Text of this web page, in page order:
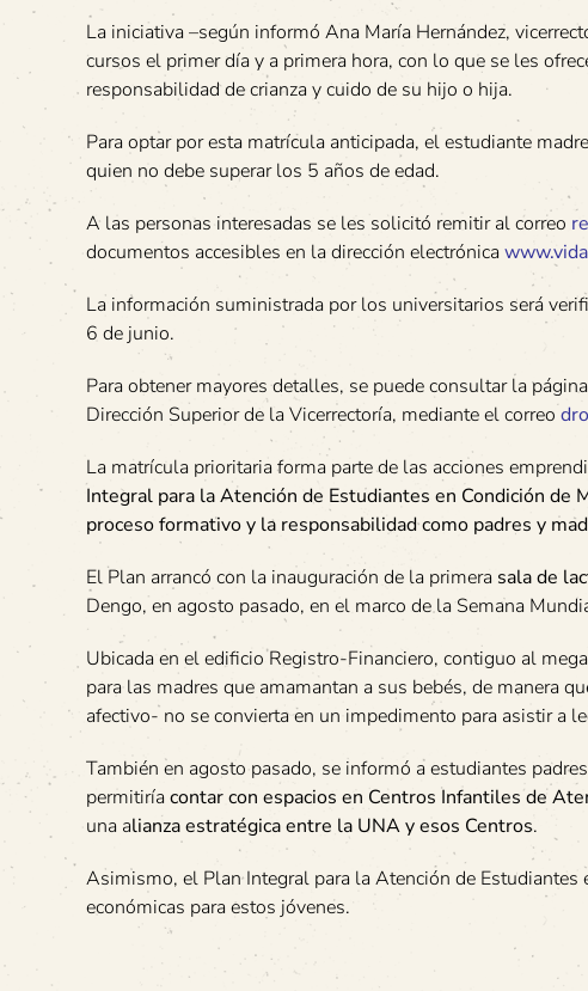
La iniciativa –según informó Ana María Hernández,
cursos el primer día y a primera hora, con lo que se les
responsabilidad de crianza y cuido de su hijo o hija.
Para optar por esta matrícula anticipada, el estudiante
quien no debe superar los 5 años de edad.
A las personas interesadas se les solicitó remitir al correo
documentos accesibles en la dirección electrónica
La información suministrada por los universitarios será
6 de junio.
Para obtener mayores detalles, se puede consultar la
Dirección Superior de la Vicerrectoría, mediante el correo
La matrícula prioritaria forma parte de las acciones
Integral para la Atención de Estudiantes en Condición de
proceso formativo y la responsabilidad como padres y
El Plan arrancó con la inauguración de la primera sala de
Dengo, en agosto pasado, en el marco de la Semana
Ubicada en el edificio Registro-Financiero, contiguo al
para las madres que amamantan a sus bebés, de manera
afectivo- no se convierta en un impedimento para asistir a
También en agosto pasado, se informó a estudiantes
permitiríacontar con espacios en Centros Infantiles de
una alianza estratégica entre la UNA y esos Centros.
Asimismo, el Plan Integral para la Atención de
económicas para estos jóvenes.